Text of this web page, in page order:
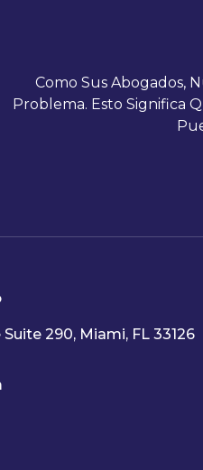
Como Sus Abogados,
Problema. Esto Significa
290, Miami, FL 33126